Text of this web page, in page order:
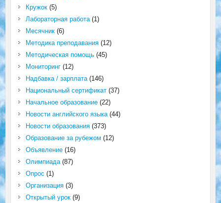
Кружок(5)
Лабораторная работа(1)
Месячник(6)
Методика преподавания(12)
Методическая помощь(45)
Мониторинг(12)
Надбавка / зарплата(146)
Национальный сертификат(37)
Начальное образование(22)
Новости английского языка(44)
Новости образования(373)
Образование за рубежом (12)
Объявление(16)
Олимпиада(87)
Опрос (1)
Организация(3)
Открытый урок(9)